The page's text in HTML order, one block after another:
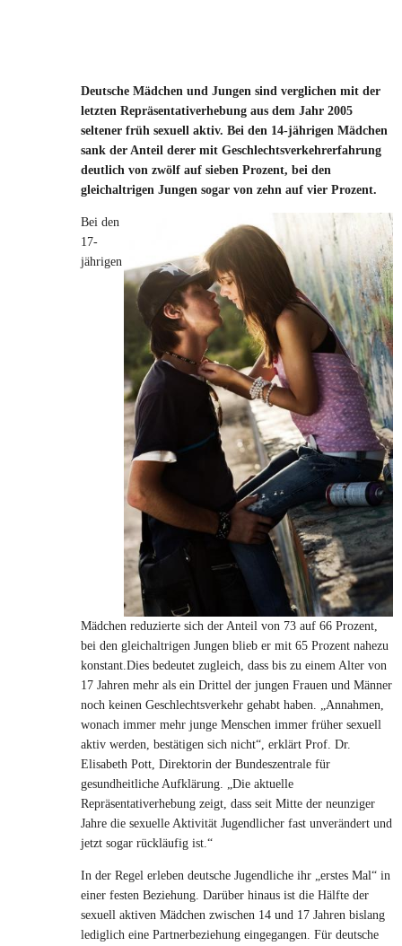
Deutsche Mädchen und Jungen sind verglichen mit der
letzten Repräsentativerhebung aus dem Jahr 2005
seltener früh sexuell aktiv. Bei den 14-jährigen Mädchen
sank der Anteil derer mit Geschlechtsverkehrerfahrung
deutlich von zwölf auf sieben Prozent, bei den
gleichaltrigen Jungen sogar von zehn auf vier Prozent.
Bei den
17-
jährigen
Mädchen reduzierte sich der Anteil von 73 auf 66 Prozent,
bei den gleichaltrigen Jungen blieb er mit 65 Prozent nahezu
konstant.Dies bedeutet zugleich, dass bis zu einem Alter von
17 Jahren mehr als ein Drittel der jungen Frauen und Männer
noch keinen Geschlechtsverkehr gehabt haben. „Annahmen,
wonach immer mehr junge Menschen immer früher sexuell
aktiv werden, bestätigen sich nicht“, erklärt Prof. Dr.
Elisabeth Pott, Direktorin der Bundeszentrale für
gesundheitliche Aufklärung. „Die aktuelle
Repräsentativerhebung zeigt, dass seit Mitte der neunziger
Jahre die sexuelle Aktivität Jugendlicher fast unverändert und
jetzt sogar rückläufig ist.“
In der Regel erleben deutsche Jugendliche ihr „erstes Mal“ in
einer festen Beziehung. Darüber hinaus ist die Hälfte der
sexuell aktiven Mädchen zwischen 14 und 17 Jahren bislang
lediglich eine Partnerbeziehung eingegangen. Für deutsche